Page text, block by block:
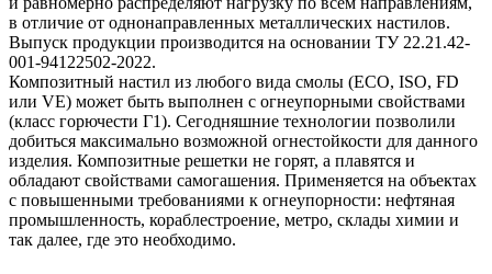
в отличие от однонаправленных металлических настилов.
Выпуск продукции производится на основании ТУ 22.21.42-
001-94122502-2022.
Композитный настил из любого вида смолы (ECO, ISO, FD
или VE) может быть выполнен с огнеупорными свойствами
(класс горючести Г1). Сегодняшние технологии позволили
добиться максимально возможной огнестойкости для данного
изделия. Композитные решетки не горят, а плавятся и
обладают свойствами самогашения. Применяется на объектах
с повышенными требованиями к огнеупорности: нефтяная
промышленность, кораблестроение, метро, склады химии и
так далее, где это необходимо.